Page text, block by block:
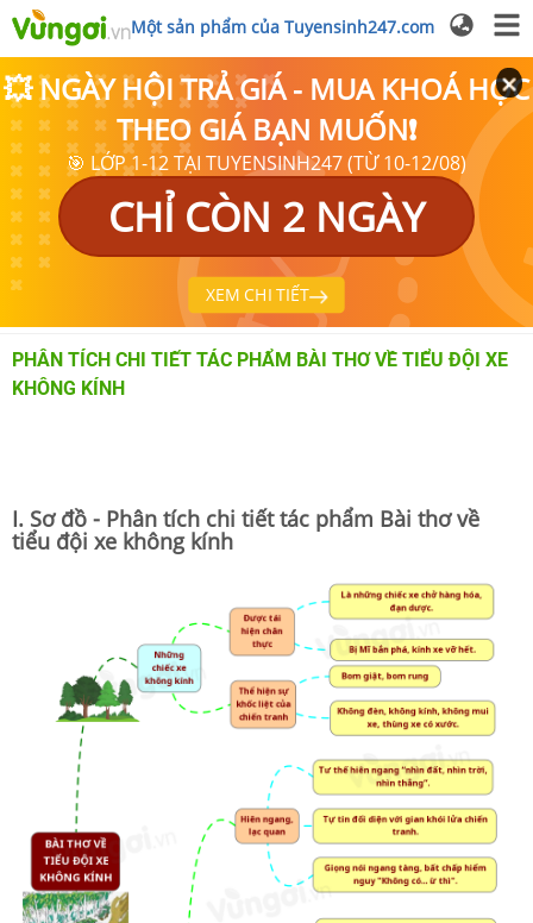
Một sản phẩm của Tuyensinh247.com
💥 NGÀY HỘI TRẢ GIÁ - MUA KHOÁ HỌC
THEO GIÁ BẠN MUỐN❗
🎯 LỚP 1-12 TẠI TUYENSINH247 (TỪ 10-12/08)
CHỈ CÒN 2 NGÀY
XEM CHI TIẾT
PHÂN TÍCH CHI TIẾT TÁC PHẨM BÀI THƠ VỀ TIỂU ĐỘI XE
KHÔNG KÍNH
I. Sơ đồ - Phân tích chi tiết tác phẩm Bài thơ về
tiểu đội xe không kính